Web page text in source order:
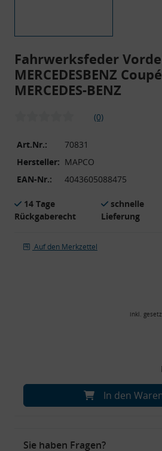
Fahrwerksfeder
MERCEDESBENZ
MERCEDES-BENZ
(0)
Art.Nr.:
70831
Hersteller: MAPCO
EAN-Nr.:
4043605088475
14 Tage
Rückgaberecht
schnelle
Lieferung
Auf den Merkzettel
inkl.
In den
Sie haben Fragen?